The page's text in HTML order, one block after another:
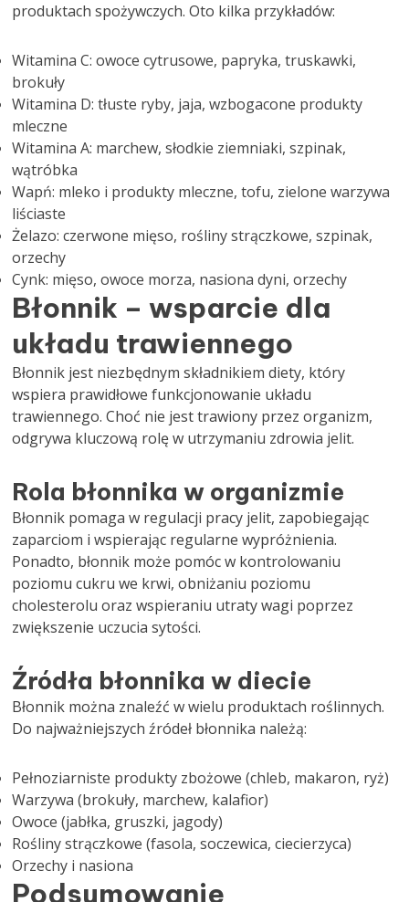
produktach spożywczych. Oto kilka przykładów:
Witamina C: owoce cytrusowe, papryka, truskawki,
brokuły
Witamina D: tłuste ryby, jaja, wzbogacone produkty
mleczne
Witamina A: marchew, słodkie ziemniaki, szpinak,
wątróbka
Wapń: mleko i produkty mleczne, tofu, zielone warzywa
liściaste
Żelazo: czerwone mięso, rośliny strączkowe, szpinak,
orzechy
Cynk: mięso, owoce morza, nasiona dyni, orzechy
Błonnik – wsparcie dla
układu trawiennego
Błonnik jest niezbędnym składnikiem diety, który
wspiera prawidłowe funkcjonowanie układu
trawiennego. Choć nie jest trawiony przez organizm,
odgrywa kluczową rolę w utrzymaniu zdrowia jelit.
Rola błonnika w organizmie
Błonnik pomaga w regulacji pracy jelit, zapobiegając
zaparciom i wspierając regularne wypróżnienia.
Ponadto, błonnik może pomóc w kontrolowaniu
poziomu cukru we krwi, obniżaniu poziomu
cholesterolu oraz wspieraniu utraty wagi poprzez
zwiększenie uczucia sytości.
Źródła błonnika w diecie
Błonnik można znaleźć w wielu produktach roślinnych.
Do najważniejszych źródeł błonnika należą:
Pełnoziarniste produkty zbożowe (chleb, makaron, ryż)
Warzywa (brokuły, marchew, kalafior)
Owoce (jabłka, gruszki, jagody)
Rośliny strączkowe (fasola, soczewica, ciecierzyca)
Orzechy i nasiona
Podsumowanie